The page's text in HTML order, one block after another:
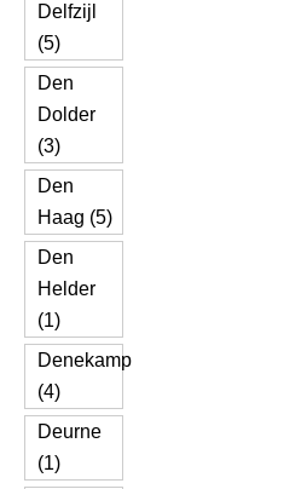
Delfzijl
(5)
Den
Dolder
(3)
Den
Haag (5)
Den
Helder
(1)
Denekamp
(4)
Deurne
(1)